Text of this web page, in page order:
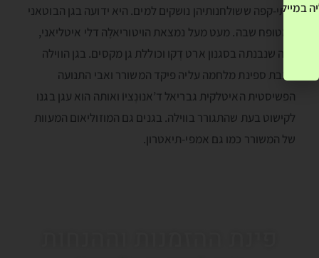
ובתי-קפה ששולחנותיהן נושקים למים. היא ידועה בגן הבוטאני
המטופח שבה. מעט מעל נמצאת הויטוריאלֶה דלי איטליאני,
וילה שנבנתה בסגנון ארט דֶקו וכוללת גן מקסים. בגן הווילה
ניצבת ספינת מלחמה עליה פיקד המשורר ואבי התנועה
הפשיסטית האיטלקית גבריאל ד’אנוּנְציוֺֺ ואותה הוא עגן בגנו
לקישוט בעת שהתגורר בווילה. בגנים גם המוזוליאום המעוות
של המשורר כמו גם אמפי-תיאטרון.
במייל שלך! »